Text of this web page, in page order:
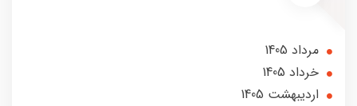
مرداد 1405
خرداد 1405
ارديبهشت 1405